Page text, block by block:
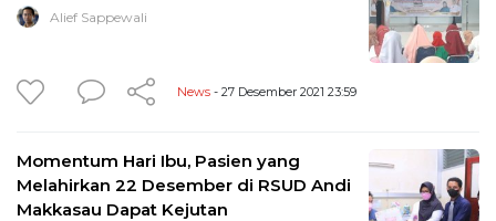
Alief Sappewali
News - 27 Desember 2021 23:59
Momentum Hari Ibu, Pasien yang
Melahirkan 22 Desember di RSUD Andi
Makkasau Dapat Kejutan